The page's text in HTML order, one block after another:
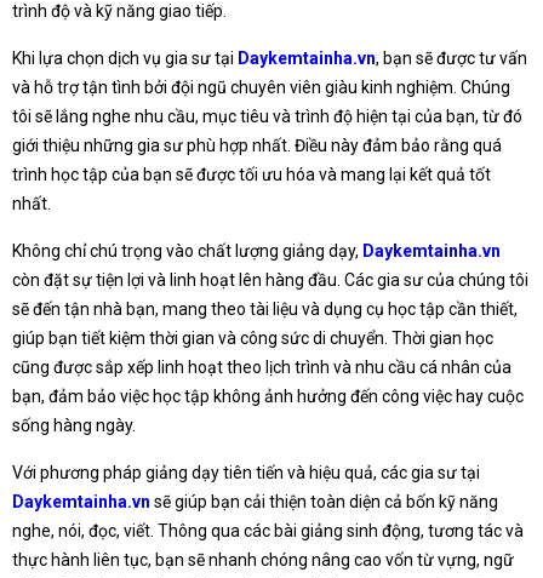
trình độ và kỹ năng giao tiếp.
Khi lựa chọn dịch vụ gia sư tại Daykemtainha.vn, bạn sẽ được tư vấn
và hỗ trợ tận tình bởi đội ngũ chuyên viên giàu kinh nghiệm. Chúng
tôi sẽ lắng nghe nhu cầu, mục tiêu và trình độ hiện tại của bạn, từ đó
giới thiệu những gia sư phù hợp nhất. Điều này đảm bảo rằng quá
trình học tập của bạn sẽ được tối ưu hóa và mang lại kết quả tốt
nhất.
Không chỉ chú trọng vào chất lượng giảng dạy, Daykemtainha.vn
còn đặt sự tiện lợi và linh hoạt lên hàng đầu. Các gia sư của chúng tôi
sẽ đến tận nhà bạn, mang theo tài liệu và dụng cụ học tập cần thiết,
giúp bạn tiết kiệm thời gian và công sức di chuyển. Thời gian học
cũng được sắp xếp linh hoạt theo lịch trình và nhu cầu cá nhân của
bạn, đảm bảo việc học tập không ảnh hưởng đến công việc hay cuộc
sống hàng ngày.
Với phương pháp giảng dạy tiên tiến và hiệu quả, các gia sư tại
Daykemtainha.vn sẽ giúp bạn cải thiện toàn diện cả bốn kỹ năng
nghe, nói, đọc, viết. Thông qua các bài giảng sinh động, tương tác và
thực hành liên tục, bạn sẽ nhanh chóng nâng cao vốn từ vựng, ngữ